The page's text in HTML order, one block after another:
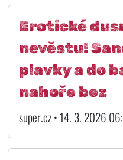
Erotické
nevěstu!
plavky a do
nahoře bez
super.cz • 14. 3. 2026